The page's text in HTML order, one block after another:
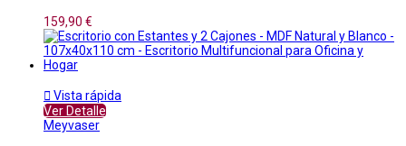
159,90 €
 Vista rápida
Ver Detalle
Meyvaser